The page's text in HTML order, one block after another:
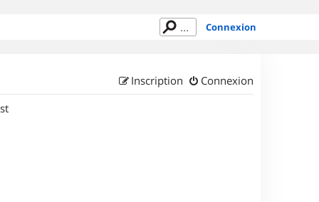
Connexion
Connexion
Inscription